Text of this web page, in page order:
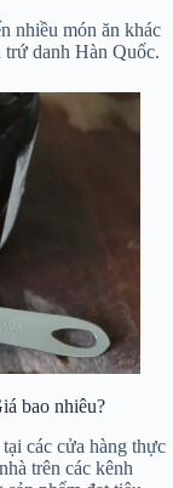
nhiều món ăn khác
danh Hàn Quốc.
bao nhiêu?
các cửa hàng thực
trên các kênh